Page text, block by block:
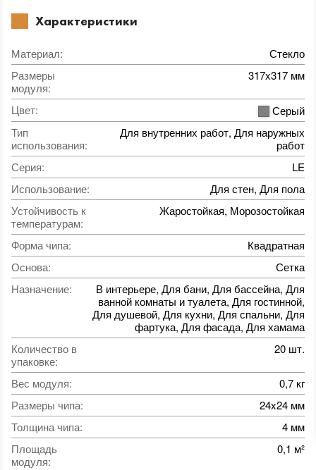
Характеристики
Материал:
Стекло
Размеры
модуля:
317x317 мм
Цвет:
Серый
Тип
использования:
Для внутренних работ, Для наружных
работ
Серия:
LE
Использование:
Для стен, Для пола
Устойчивость к
температурам:
Жаростойкая, Морозостойкая
Форма чипа:
Квадратная
Основа:
Сетка
Назначение:
В интерьере, Для бани, Для бассейна, Для
ванной комнаты и туалета, Для гостинной,
Для душевой, Для кухни, Для спальни, Для
фартука, Для фасада, Для хамама
Количество в
упаковке:
20 шт.
Вес модуля:
0,7 кг
Размеры чипа:
24x24 мм
Толщина чипа:
4 мм
Площадь
модуля:
0,1 м²